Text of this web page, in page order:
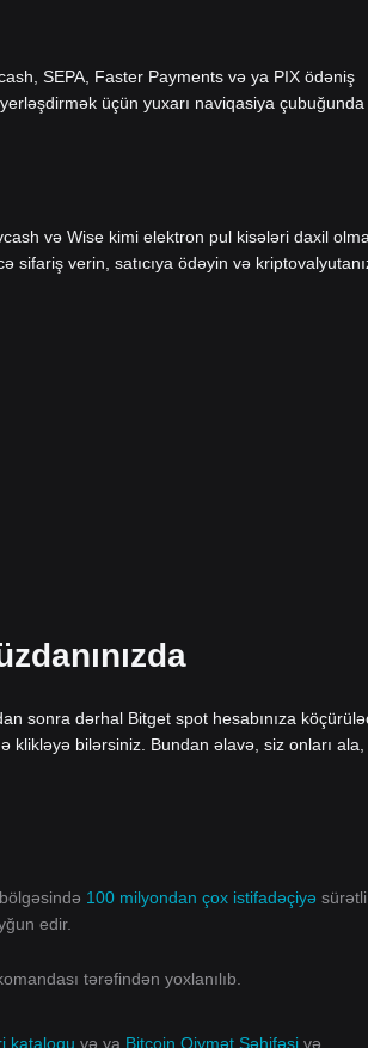
SEPA, Faster Payments və ya PIX ödəniş
yerləşdirmək üçün yuxarı naviqasiya çubuğunda
və Wise kimi elektron pul kisələri daxil
verin, satıcıya ödəyin və
sonra dərhal Bitget spot hesabınıza
bilərsiniz. Bundan əlavə, siz onları ala,
100 milyondan çox istifadəçiyə
edir.
tərəfindən yoxlanılıb.
kataloqu və ya Bitcoin Qiymət Səhifəsi və